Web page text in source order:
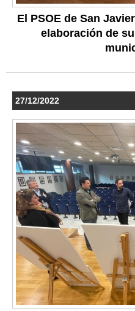
El PSOE de San
elaboración de
27/12/2022